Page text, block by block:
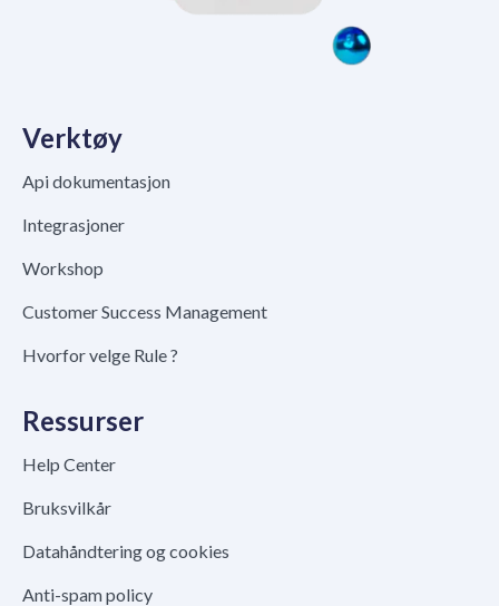
Verktøy
Api dokumentasjon
Integrasjoner
Workshop
Customer Success Management
Hvorfor velge Rule ?
Ressurser
Help Center
Bruksvilkår
Datahåndtering og cookies
Anti-spam policy